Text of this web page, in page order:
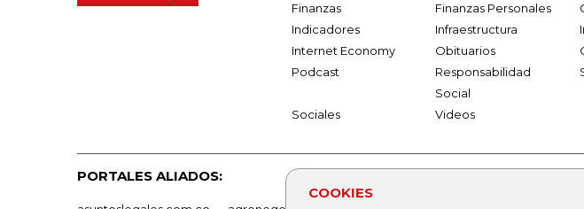
COOKIES
Finanzas
Finanzas Personales
Indicadores
Infraestructura
Internet Economy
Obituarios
Podcast
Responsabilidad
Social
Sociales Videos
PORTALES ALIADOS: